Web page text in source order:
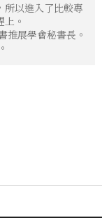
所以進入了比較專
。
推展學會秘書長。